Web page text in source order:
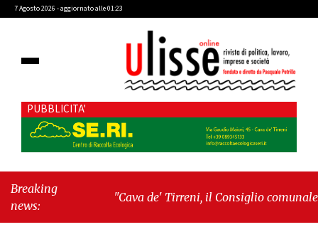
7 Agosto 2026 - aggiornato alle 01:23
PUBBLICITA'
Breaking
news:
"Cava de' Tirreni, il Consiglio comunale